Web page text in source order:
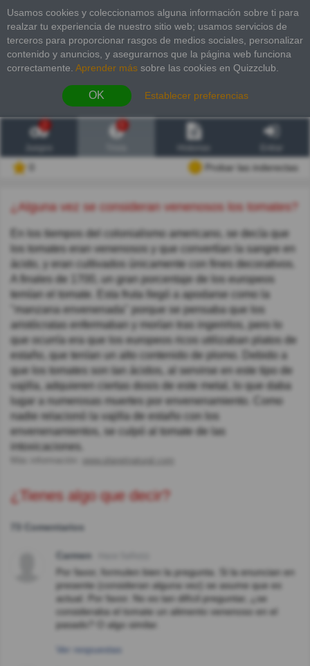
Usamos cookies y coleccionamos alguna información sobre ti para
realzar tu experiencia de nuestro sitio web; usamos servicios de
terceros para proporcionar rasgos de medios sociales, personalizar
contenido y anuncios, y asegurarnos que la página web funciona
correctamente. Aprender más sobre las cookies en Quizzclub.
OK Establecer preferencias
2
Probar las inderectas
¿Alguna vez se consideran venenosos los tomates?
En los tiempos del colonialismo americano, se decía que
los tomates eran venenosos y que convertían la sangre en
ácido, y eran cultivados únicamente con fines decorativos.
A finales de 1700, un gran porcentaje de los europeos
temían el tomate. Esta fruta llegó a apodarse como la
"manzana envenenada" porque se pensaba que los
aristócratas enfermaban y morían tras ingerirlos, pero lo
que ocurría era que los europeos ricos utilizaban platos de
estaño, que tenían un alto contenido de plomo. Debido a
que los tomates son tan ácidos, al servirse en este tipo de
vajilla, adquieren ciertas dosis de este metal, lo que daba
lugar a numerosas muertes por envenenamiento. Como
nadie relacionó la vajilla de estaño con los
envenenamientos, se culpó al tomate de las
intoxicaciones.
www.planetnatural.com
¿Tienes algo que decir?
73 Comentarios
Carmen
Por favor, formulen bien la pregunta. Si la enuncian en
presente (consideran alguna vez) se asume que es
actual. Por favor. No es tan difícil preguntar, ¿se
consideraba el tomate un alimento venenoso en el
pasado? O algo similar.
Ver respuestas